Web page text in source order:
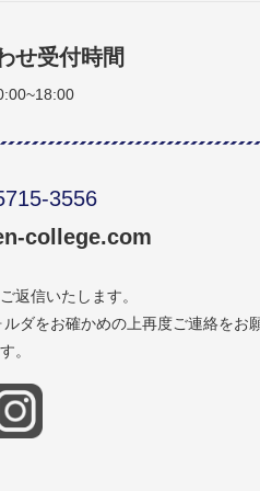
せ受付時間
3556
college.com
返信いたします。
ダをお確かめの上再度ご連絡をお
す。